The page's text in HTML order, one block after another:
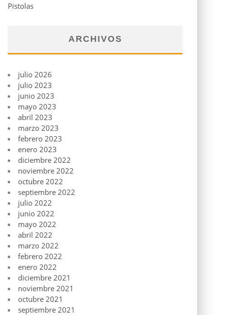
Pistolas
ARCHIVOS
julio 2026
julio 2023
junio 2023
mayo 2023
abril 2023
marzo 2023
febrero 2023
enero 2023
diciembre 2022
noviembre 2022
octubre 2022
septiembre 2022
julio 2022
junio 2022
mayo 2022
abril 2022
marzo 2022
febrero 2022
enero 2022
diciembre 2021
noviembre 2021
octubre 2021
septiembre 2021